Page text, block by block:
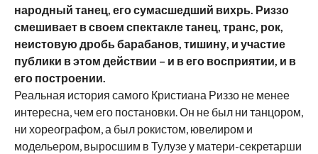
народный танец, его сумасшедший вихрь. Риззо
смешивает в своем спектакле танец, транс, рок,
неистовую дробь барабанов, тишину, и участие
публики в этом действии – и в его восприятии, и в
его построении.
Реальная история самого Кристиана Риззо не менее
интересна, чем его постановки. Он не был ни танцором,
ни хореографом, а был рокистом, ювелиром и
модельером, выросшим в Тулузе у матери-секретарши